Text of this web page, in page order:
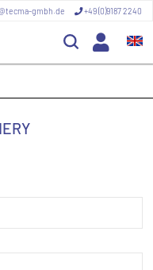
gmbh.de +49 (0)9187 2240